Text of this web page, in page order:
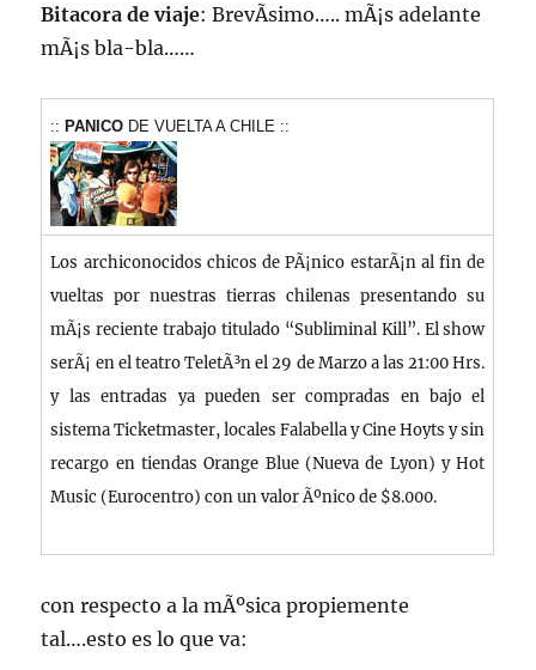
Bitacora de viaje: BrevÃ­simo….. mÃ¡s adelante
mÃ¡s bla-bla……
::PANICO DE VUELTA A CHILE ::
Los archiconocidos chicos de PÃ¡nico estarÃ¡n al fin de
vueltas por nuestras tierras chilenas presentando su
mÃ¡s reciente trabajo titulado “Subliminal Kill”. El show
serÃ¡ en el teatro TeletÃ³n el 29 de Marzo a las 21:00 Hrs.
y las entradas ya pueden ser compradas en bajo el
sistema Ticketmaster, locales Falabella y Cine Hoyts y sin
recargo en tiendas Orange Blue (Nueva de Lyon) y Hot
Music (Eurocentro) con un valor Ãºnico de $8.000.
con respecto a la mÃºsica propiemente
tal….esto es lo que va: